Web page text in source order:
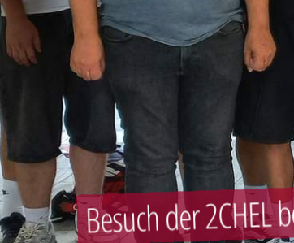
Besuch der 2CHEL